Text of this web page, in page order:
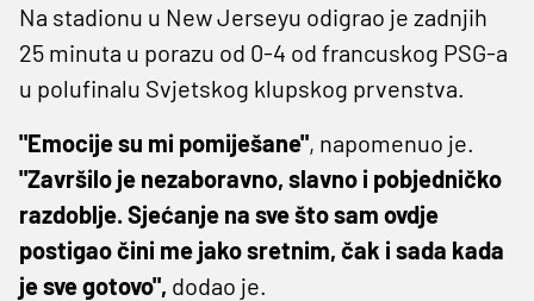
Na stadionu u New Jerseyu odigrao je zadnjih
25 minuta u porazu od 0-4 od francuskog PSG-a
u polufinalu Svjetskog klupskog prvenstva.
"Emocije su mi pomiješane", napomenuo je.
"Završilo je nezaboravno, slavno i pobjedničko
razdoblje. Sjećanje na sve što sam ovdje
postigao čini me jako sretnim, čak i sada kada
je sve gotovo", dodao je.